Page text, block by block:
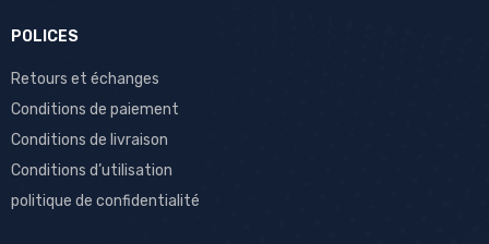
POLICES
Retours et échanges
Conditions de paiement
Conditions de livraison
Conditions d’utilisation
politique de confidentialité